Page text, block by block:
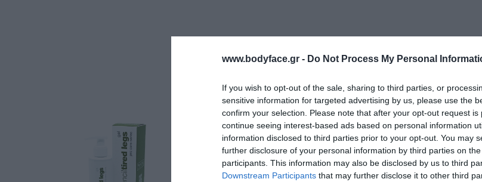
www.bodyface.gr - Do Not Process My Personal
If you wish to opt-out of the sale, sharing to third parties, or
sensitive information for targeted advertising by us, please use the
confirm your selection. Please note that after your opt-out request is
continue seeing interest-based ads based on personal information
information disclosed to third parties prior to your opt-out. You may
further disclosure of your personal information by third parties on the
participants. This information may also be disclosed by us to third
Downstream Participants that may further disclose it to other third